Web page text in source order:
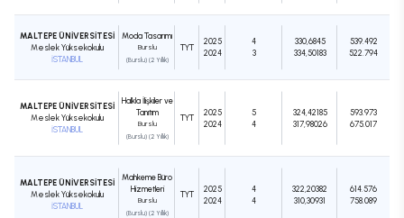
MALTEPE ÜNİVERSİTESİ
Meslek Yüksekokulu
İSTANBUL
Moda Tasarımı
Burslu
(Burslu) (2 Yıllık)
TYT
2025
2024
4
3
330,6845
334,50183
539.492
522.794
MALTEPE ÜNİVERSİTESİ
Meslek Yüksekokulu
İSTANBUL
Halkla İlişkiler ve
Tanıtım
Burslu
(Burslu) (2 Yıllık)
TYT
2025
2024
5
4
324,42185
317,98026
593.973
675.017
MALTEPE ÜNİVERSİTESİ
Meslek Yüksekokulu
İSTANBUL
Mahkeme Büro
Hizmetleri
Burslu
(Burslu) (2 Yıllık)
TYT
2025
2024
4
4
322,20382
310,30931
614.576
758.089